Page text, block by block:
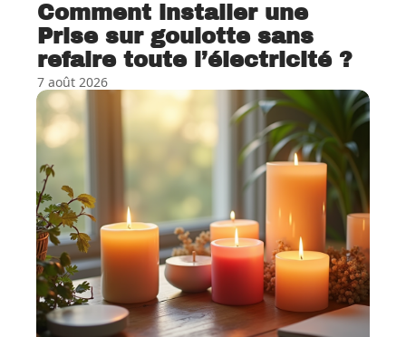
Comment installer une
Prise sur goulotte sans
refaire toute l’électricité ?
7 août 2026